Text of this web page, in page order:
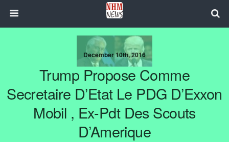
December 10th, 2016
Trump Propose Comme
Secretaire D’Etat Le PDG D’Exxon
Mobil , Ex-Pdt Des Scouts
D’Amerique